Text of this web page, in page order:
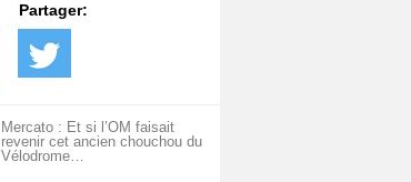
Partager:
Mercato : Et si l’OM faisait
revenir cet ancien chouchou du
Vélodrome…